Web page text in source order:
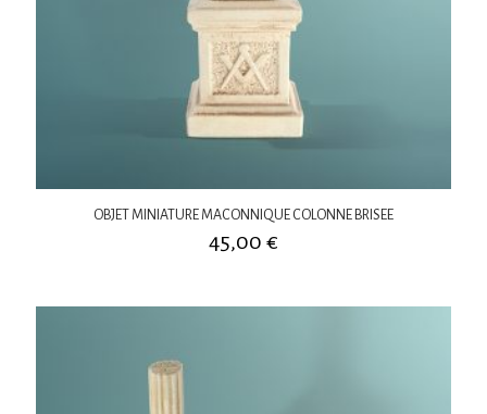
OBJET MINIATURE MACONNIQUE COLONNE BRISEE
45,00 €